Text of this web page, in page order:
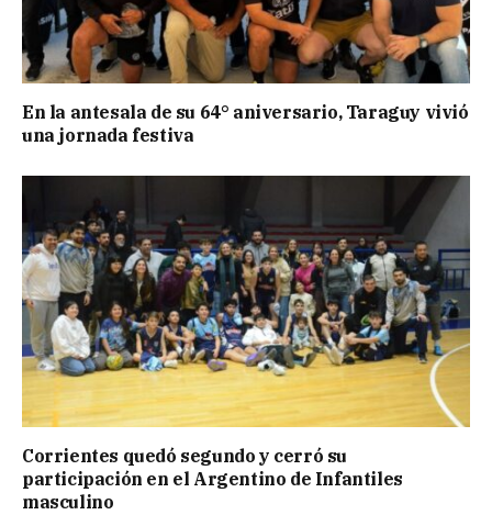
En la antesala de su 64° aniversario, Taraguy vivió
una jornada festiva
Corrientes quedó segundo y cerró su
participación en el Argentino de Infantiles
masculino